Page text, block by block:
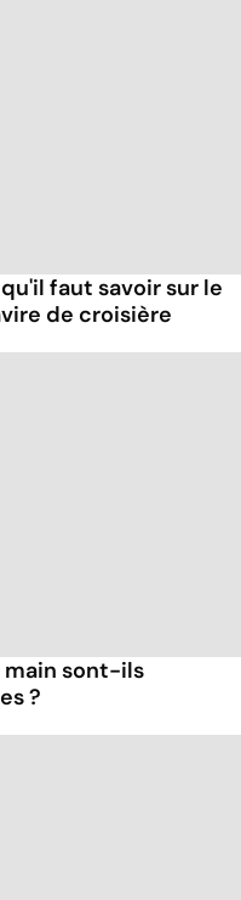
faut savoir sur le
de croisière
main sont-ils
?